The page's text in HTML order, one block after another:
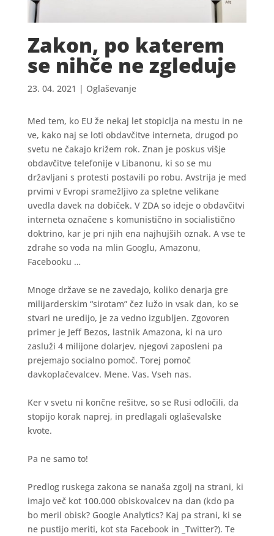
Zakon, po katerem
se nihče ne zgleduje
23. 04. 2021 | Oglaševanje
Med tem, ko EU že nekaj let stopiclja na mestu in ne
ve, kako naj se loti obdavčitve interneta, drugod po
svetu ne čakajo križem rok. Znan je poskus višje
obdavčitve telefonije v Libanonu, ki so se mu
državljani s protesti postavili po robu. Avstrija je med
prvimi v Evropi sramežljivo za spletne velikane
uvedla davek na dobiček. V ZDA so ideje o obdavčitvi
interneta označene s komunistično in socialistično
doktrino, kar je pri njih ena najhujših oznak. A vse te
zdrahe so voda na mlin Googlu, Amazonu,
Facebooku …
Mnoge države se ne zavedajo, koliko denarja gre
milijarderskim “sirotam” čez lužo in vsak dan, ko se
stvari ne uredijo, je za vedno izgubljen. Zgovoren
primer je Jeff Bezos, lastnik Amazona, ki na uro
zasluži 4 milijone dolarjev, njegovi zaposleni pa
prejemajo socialno pomoč. Torej pomoč
davkoplačevalcev. Mene. Vas. Vseh nas.
Ker v svetu ni končne rešitve, so se Rusi odločili, da
stopijo korak naprej, in predlagali oglaševalske
kvote.
Pa ne samo to!
Predlog ruskega zakona se nanaša zgolj na strani, ki
imajo več kot 100.000 obiskovalcev na dan (kdo pa
bo meril obisk? Google Analytics? Kaj pa strani, ki se
ne pustijo meriti, kot sta Facebook in _Twitter?). Te